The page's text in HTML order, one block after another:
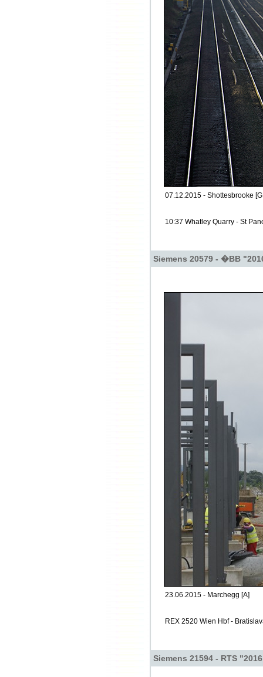
07.12.2015 - Shottesbrooke
10:37 Whatley Quarry - St
Siemens 20579 - �BB
23.06.2015 - Marchegg [A]
REX 2520 Wien Hbf -
Siemens 21594 - RTS